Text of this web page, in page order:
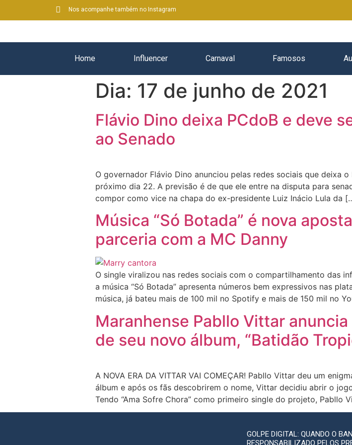
Nos acompanhe também no Instagram
Home Influencer Carnaval Famosos
Dia: 17 de junho de 2021
Flávio Dino deixa PCdoB e deve
ao Senado
O governador Flávio Dino anunciou pelas redes sociais que deixa
próximo dia 22. A previsão é de que ele entre na disputa para
compor como vice na chapa do ex-presidente Luiz Inácio Lula da
Música “Só Botada” é nova
parceria com a MC Danny
O single viralizou nas redes sociais com o compartilhamento das
a música “Só Botada” apresenta números bem expressivos nas
música, já bateu mais de 100 mil no Spotify e mais de 150 mil no
Maranhense Pabllo Vittar
de seu novo álbum, “Batidão
A NOVA ERA DA VITTAR VAI COMEÇAR! Pabllo Vittar deu um
álbum e após os fãs descobrirem o nome, Vittar decidiu abrir o
Tendo “Ama Sofre Chora” como primeiro single do projeto, Pabllo
GOLPE DIGITAL: QUANDO O
RESPONSABILIZADO PELOS